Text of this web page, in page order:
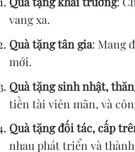
vang xa.
Quà tặng tân gia: Mang
mới.
Quà tặng sinh nhật,
tiền tài viên mãn, và
Quà tặng đối tác, cấp
nhau phát triển và